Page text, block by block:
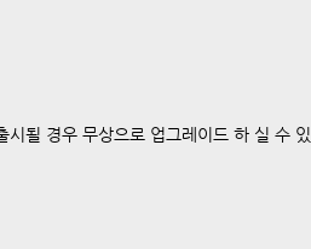
될 경우 무상으로 업그레이드 하 실 수 있